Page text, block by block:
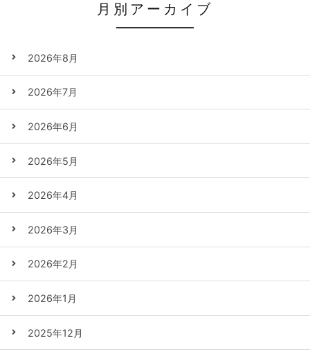
月別アーカイブ
2026年8月
2026年7月
2026年6月
2026年5月
2026年4月
2026年3月
2026年2月
2026年1月
2025年12月